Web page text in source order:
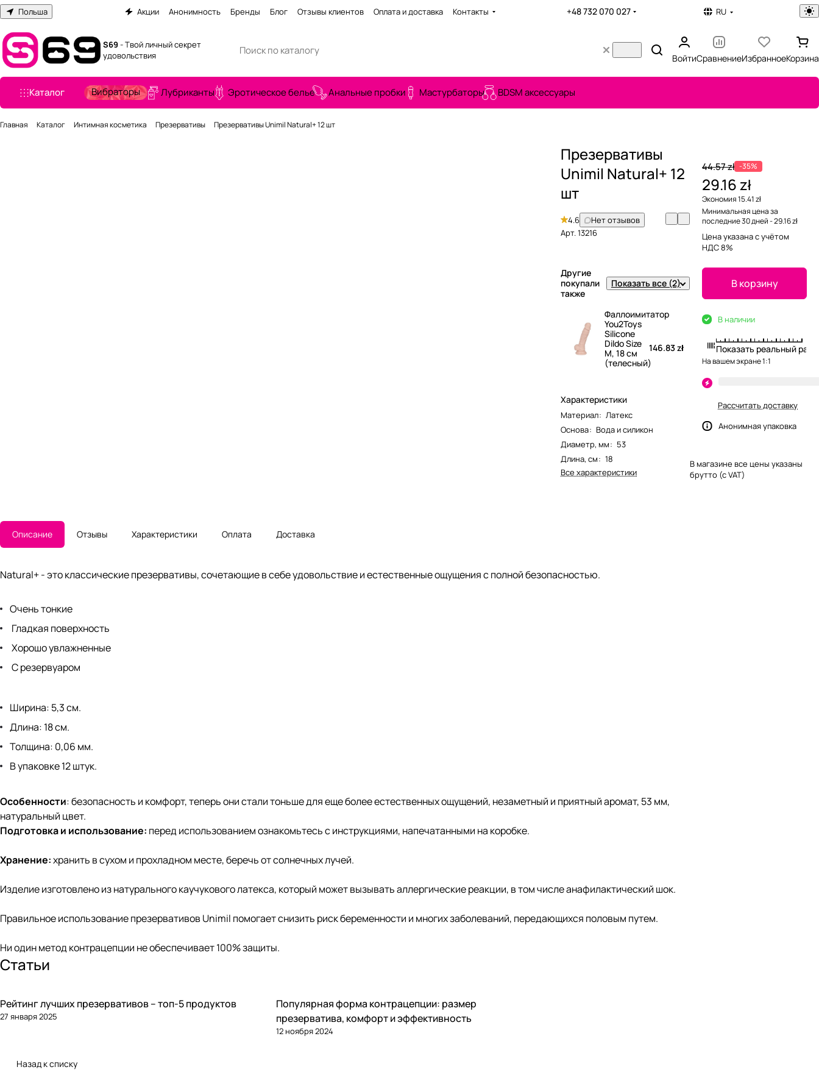
Польша Акции Анонимность Бренды Блог Отзывы клиентов Оплата и доставка Контакты +48 732 070 027 RU
S69- Твой личный секрет
удовольствия
ВойтиСравнениеИзбранноеКорзина
Каталог Вибраторы Лубриканты Эротическое белье Анальные пробки Мастурбаторы BDSM аксессуары
Главная Каталог Интимная косметика Презервативы Презервативы Unimil Natural+ 12 шт
Презервативы
Unimil Natural+ 12
шт
4.6
Нет отзывов
Арт.13216
Другие
покупали
также
Показать все (2)
Фаллоимитатор
You2Toys
Silicone
Dildo Size
M, 18 см
(телесный)
146.83 zł
Характеристики
Материал: Латекс
Основа: Вода и силикон
Диаметр, мм: 53
Длина, см: 18
Все характеристики
44.57 zł -35%
29.16 zł
Экономия 15.41 zł
Минимальная цена за
последние 30 дней - 29.16 zł
Цена указана с учётом
НДС 8%
В корзину
В наличии
Показать реальный
На вашем экране 1:1
Рассчитать доставку
Анонимная упаковка
В магазине все цены указаны
брутто (с VAT)
Описание Отзывы Характеристики Оплата Доставка
Natural+ - это классические презервативы, сочетающие в себе удовольствие и естественные ощущения с полной безопасностью.
Очень тонкие
Гладкая поверхность
Хорошо увлажненные
С резервуаром
Ширина: 5,3 см.
Длина: 18 см.
Толщина: 0,06 мм.
В упаковке 12 штук.
Особенности: безопасность и комфорт, теперь они стали тоньше для еще более естественных ощущений, незаметный и приятный аромат, 53 мм,
натуральный цвет.
Подготовка и использование: перед использованием ознакомьтесь с инструкциями, напечатанными на коробке.
Хранение:хранить в сухом и прохладном месте, беречь от солнечных лучей.
Изделие изготовлено из натурального каучукового латекса, который может вызывать аллергические реакции, в том числе анафилактический шок.
Правильное использование презервативов Unimil помогает снизить риск беременности и многих заболеваний, передающихся половым путем.
Ни один метод контрацепции не обеспечивает 100% защиты.
Статьи
Рейтинг лучших презервативов – топ-5 продуктов
27 января 2025
Популярная форма контрацепции: размер
презерватива, комфорт и эффективность
12 ноября 2024
Назад к списку